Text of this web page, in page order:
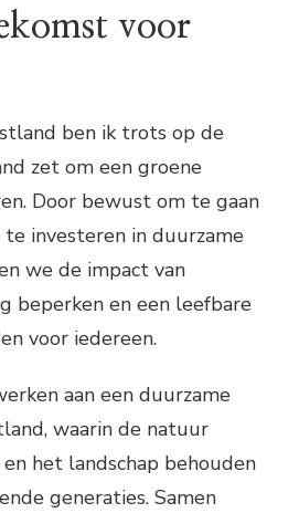
voor
ben ik trots op de
zet om een groene
Door bewust om te gaan
investeren in duurzame
we de impact van
beperken en een leefbare
voor iedereen.
aan een duurzame
waarin de natuur
het landschap behouden
generaties. Samen